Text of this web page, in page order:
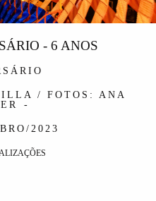
/ FOTOS: ANA
2023
- 6 ANOS